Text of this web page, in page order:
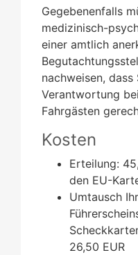
Gegebenenfalls
medizinisch-
einer amtlich
nachweisen,
Verantwortung
Fahrgästen
Kosten
Erteilung:
den EU-
Umtausch
26,50 EUR